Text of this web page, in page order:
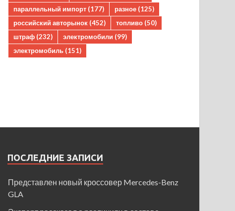
параллельный импорт (177) разное (125)
российский авторынок (452) топливо (50)
штраф (232) электромобили (99)
электромобиль (151)
ПОСЛЕДНИЕ ЗАПИСИ
Представлен новый кроссовер Mercedes-Benz
GLA